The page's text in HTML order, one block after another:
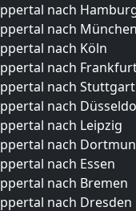
nach
nach München
nach Köln
nach
nach Stuttgart
nach
nach Leipzig
nach
nach Essen
nach Bremen
nach Dresden